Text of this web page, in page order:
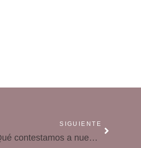
SIGUIENTE
“¡Mamá, pero si todo el mundo ve esa serie!” ¿Qué contestamos a nuestros adolescentes?